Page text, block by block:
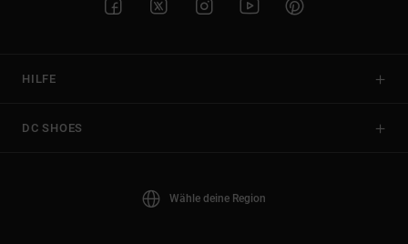
HILFE
DC SHOES
Wähle deine Region